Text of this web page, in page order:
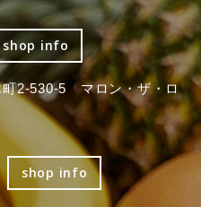
shop info
町2-530-5 マロン・ザ・ロ
shop info